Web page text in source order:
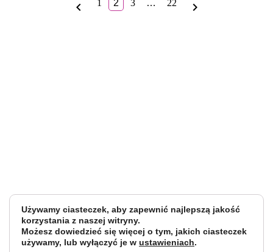
navigate_before 1 2 3 … 22 navigate_next
Używamy ciasteczek, aby zapewnić najlepszą jakość
korzystania z naszej witryny.
Możesz dowiedzieć się więcej o tym, jakich ciasteczek
używamy, lub wyłączyć je w ustawieniach.